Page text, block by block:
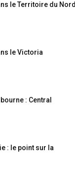
le Territoire du Nord
le Victoria
: Central
: le point sur la